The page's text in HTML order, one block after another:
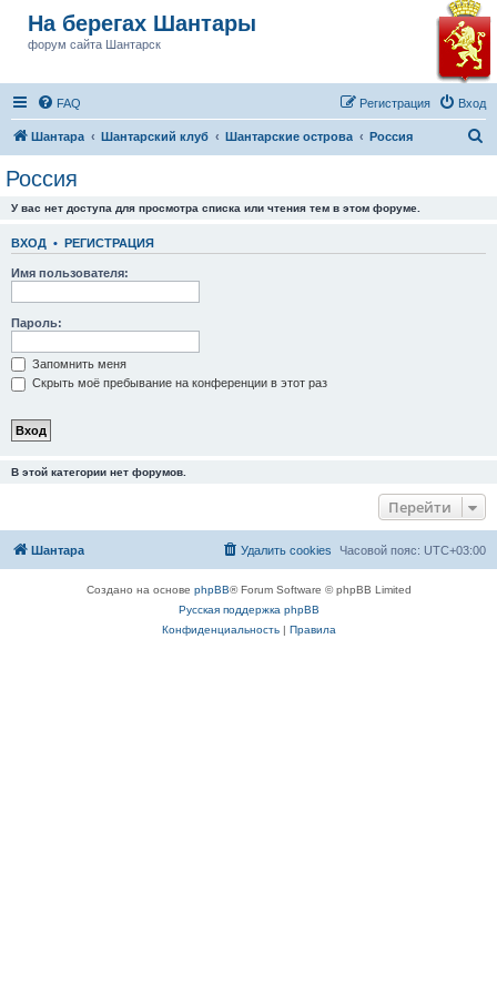
На берегах Шантары
форум сайта Шантарск
FAQ Вход
Регистрация
Шантара Шантарский клуб Шантарские острова Россия
Россия
У вас нет доступа для просмотра списка или чтения тем в этом форуме.
ВХОД • РЕГИСТРАЦИЯ
Имя пользователя:
Пароль:
Запомнить меня
Скрыть моё пребывание на конференции в этот раз
В этой категории нет форумов.
Перейти
Шантара Часовой пояс: UTC+03:00
Удалить cookies
Создано на основе phpBB® Forum Software © phpBB Limited
Русская поддержка phpBB
Конфиденциальность| Правила